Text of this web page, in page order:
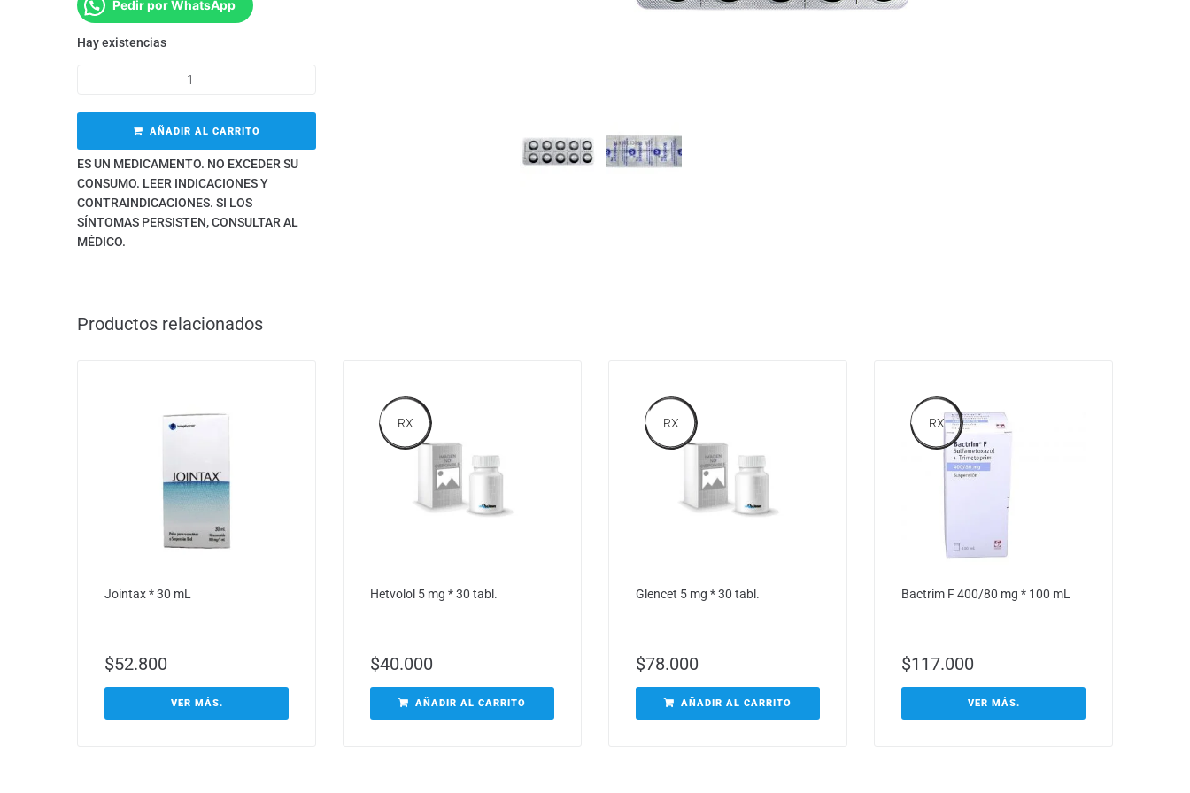
Pedir por WhatsApp
Hay existencias
AÑADIR AL CARRITO
ES UN MEDICAMENTO. NO EXCEDER SU
CONSUMO. LEER INDICACIONES Y
CONTRAINDICACIONES. SI LOS
SÍNTOMAS PERSISTEN, CONSULTAR AL
MÉDICO.
Productos relacionados
Jointax * 30 mL
$52.800
VER MÁS.
RX
Hetvolol 5 mg * 30 tabl.
$40.000
AÑADIR AL CARRITO
RX
Glencet 5 mg * 30 tabl.
$78.000
AÑADIR AL CARRITO
RX
Bactrim F 400/80 mg * 100 mL
$117.000
VER MÁS.